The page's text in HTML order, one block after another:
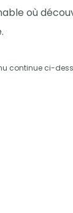
où
continue ci-